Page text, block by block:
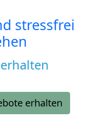
stressfrei
erhalten